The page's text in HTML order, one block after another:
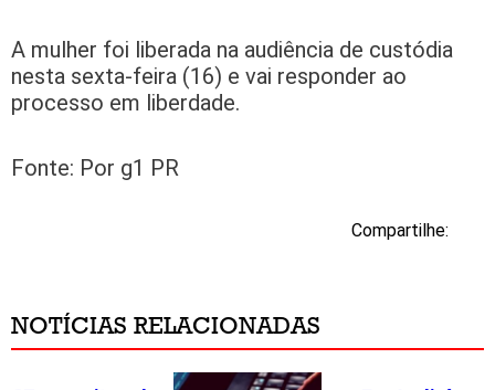
A mulher foi liberada na audiência de custódia
nesta sexta-feira (16) e vai responder ao
processo em liberdade.
Fonte: Por g1 PR
Compartilhe:
NOTÍCIAS RELACIONADAS